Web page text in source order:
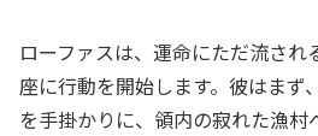
ローファスは、運命にただ流され
座に行動を開始します。彼はまず
を手掛かりに、領内の寂れた漁村